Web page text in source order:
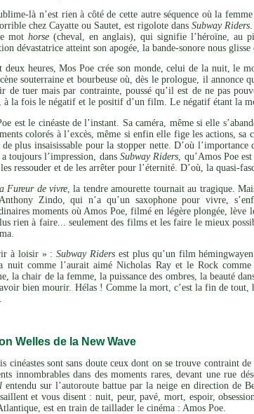
là n’est rien à côté de cette autre séquence où la
chez Cayatte ou Sautet, est rigolote dansSubway Riders
mothorse (cheval, en anglais), qui signifie l’héroïne, au
dévastatrice atteint son apogée, la bande-sonore nous glisse
deux heures, Mos Poe crée son monde, celui de la nuit, le
souterraine et bourbeuse où, dès le prologue, il annonce
de tuer mais par contrainte, poussé qu’il est de ne pas
à la fois le négatif et le positif d’un film. Le négatif étant la
est le cinéaste de l’instant. Sa caméra, même si elle
colorés à l’excès, même si enfin elle fige les actions, sa
plus insaisissable pour la stopper nette. D’où
toujours l’impression, dans Subway Riders , qu’Amos Poe
ressouder et de les arrêter pour l’éternité. D’où, la quasi-
Fureur de vivre , la tendre amourette tournait au tragique.
Zindo, qui n’a qu’un saxophone pour vivre,
moments où Amos Poe, filmé en légère plongée, lève
rien à faire... seulement des films et les faire le mieux
à loisir » :Subway Riders est plus qu’un film
nuit comme l’aurait aimé Nicholas Ray et le Rock
la chair de la femme, la puissance des ombres, la beauté
bien mourir. Hélas ! Comme la mort, c’est la fin de tout,
Welles de la New Wave
cinéastes sont sans doute ceux dont on se trouve contraint
innombrables dans des moments rares, devant une rue
entendu sur l’autoroute battue par la neige en direction de
et vous disent : nuit, peur, pavé, mort, espoir,
est en train de taillader le cinéma : Amos Poe.